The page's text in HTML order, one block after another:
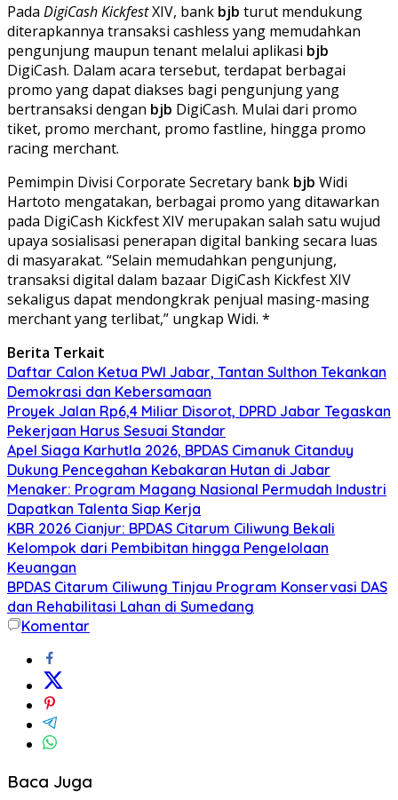
Pada DigiCash KickfestXIV, bank bjb turut mendukung
diterapkannya transaksi cashless yang memudahkan
pengunjung maupun tenant melalui aplikasi bjb
DigiCash. Dalam acara tersebut, terdapat berbagai
promo yang dapat diakses bagi pengunjung yang
bertransaksi dengan bjb DigiCash. Mulai dari promo
tiket, promo merchant, promo fastline, hingga promo
racing merchant.
Pemimpin Divisi Corporate Secretary bank bjb Widi
Hartoto mengatakan, berbagai promo yang ditawarkan
pada DigiCash Kickfest XIV merupakan salah satu wujud
upaya sosialisasi penerapan digital banking secara luas
di masyarakat. “Selain memudahkan pengunjung,
transaksi digital dalam bazaar DigiCash Kickfest XIV
sekaligus dapat mendongkrak penjual masing-masing
merchant yang terlibat,” ungkap Widi. *
Berita Terkait
Daftar Calon Ketua PWI Jabar, Tantan Sulthon Tekankan
Demokrasi dan Kebersamaan
Proyek Jalan Rp6,4 Miliar Disorot, DPRD Jabar Tegaskan
Pekerjaan Harus Sesuai Standar
Apel Siaga Karhutla 2026, BPDAS Cimanuk Citanduy
Dukung Pencegahan Kebakaran Hutan di Jabar
Menaker: Program Magang Nasional Permudah Industri
Dapatkan Talenta Siap Kerja
KBR 2026 Cianjur: BPDAS Citarum Ciliwung Bekali
Kelompok dari Pembibitan hingga Pengelolaan
Keuangan
BPDAS Citarum Ciliwung Tinjau Program Konservasi DAS
dan Rehabilitasi Lahan di Sumedang
Komentar
Baca Juga